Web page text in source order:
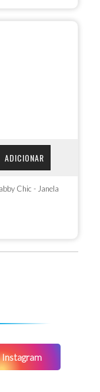
ADICIONAR
Chic - Janela
Instagram